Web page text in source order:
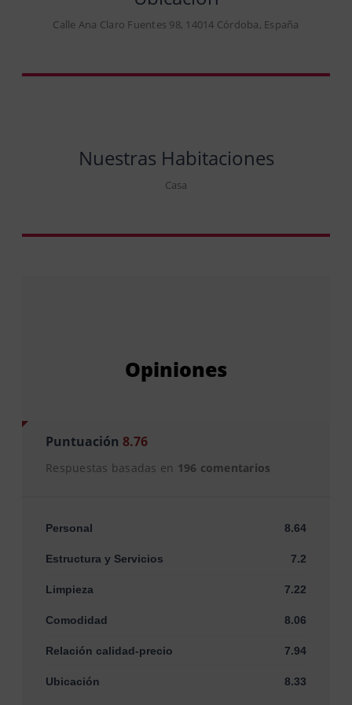
Calle Ana Claro Fuentes 98, 14014 Córdoba, España
Nuestras Habitaciones
Casa
Opiniones
Puntuación 8.76
Respuestas basadas en 196 comentarios
Personal 8.64
Estructura y Servicios 7.2
Limpieza 7.22
Comodidad 8.06
Relación calidad-precio 7.94
Ubicación 8.33